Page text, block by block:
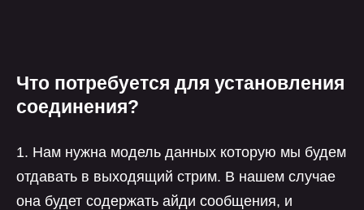
Что потребуется для установления
соединения?
1. Нам нужна модель данных которую мы будем
отдавать в выходящий стрим. В нашем случае
она будет содержать айди сообщения, и